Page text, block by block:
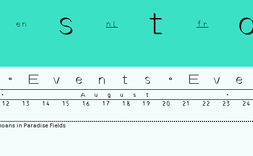
s t
en nl fr